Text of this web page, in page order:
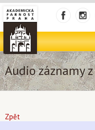
Audio záznamy
Zpět